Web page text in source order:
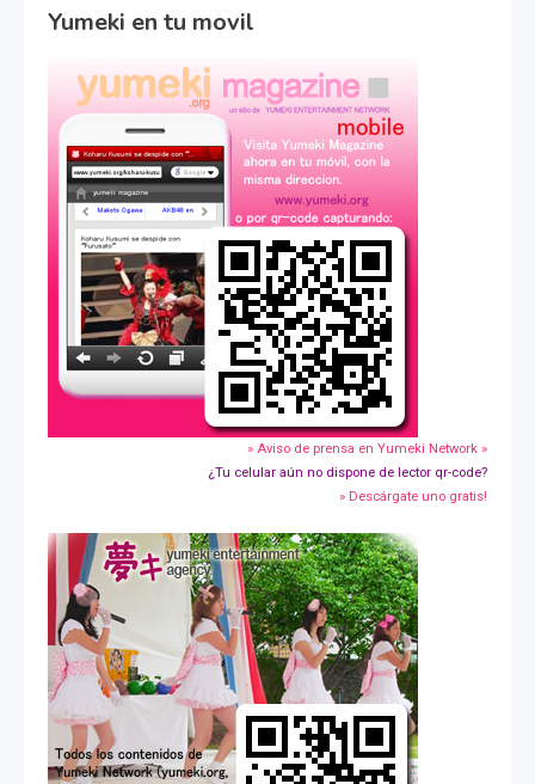
Yumeki en tu movil
» Aviso de prensa en Yumeki Network »
¿Tu celular aún no dispone de lector qr-code?
» Descárgate uno gratis!